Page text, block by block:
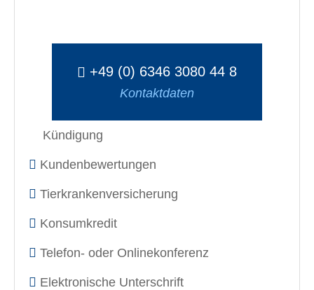
+49 (0) 6346 3080 44 8
Kontaktdaten
Kündigung
Kundenbewertungen
Tierkrankenversicherung
Konsumkredit
Telefon- oder Onlinekonferenz
Elektronische Unterschrift